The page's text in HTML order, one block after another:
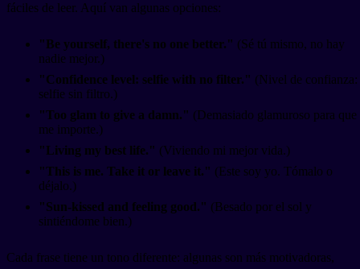
fáciles de leer. Aquí van algunas opciones:
"Be yourself, there's no one better." (Sé tú mismo, no hay
nadie mejor.)
"Confidence level: selfie with no filter." (Nivel de confianza:
selfie sin filtro.)
"Too glam to give a damn." (Demasiado glamuroso para que
me importe.)
"Living my best life." (Viviendo mi mejor vida.)
"This is me. Take it or leave it." (Este soy yo. Tómalo o
déjalo.)
"Sun-kissed and feeling good." (Besado por el sol y
sintiéndome bien.)
Cada frase tiene un tono diferente: algunas son más motivadoras,